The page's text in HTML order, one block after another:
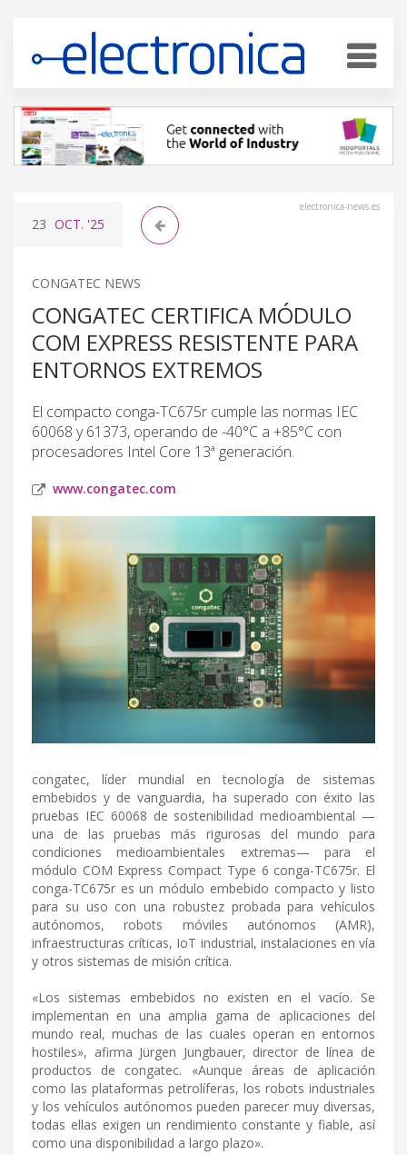
electronica-news.es
23 OCT. '25
CONGATEC NEWS
CONGATEC CERTIFICA MÓDULO
COM EXPRESS RESISTENTE PARA
ENTORNOS EXTREMOS
El compacto conga-TC675r cumple las normas IEC
60068 y 61373, operando de -40°C a +85°C con
procesadores Intel Core 13ª generación.
www.congatec.com
congatec, líder mundial en tecnología de sistemas
embebidos y de vanguardia, ha superado con éxito las
pruebas IEC 60068 de sostenibilidad medioambiental —
una de las pruebas más rigurosas del mundo para
condiciones medioambientales extremas— para el
módulo COM Express Compact Type 6 conga-TC675r. El
conga-TC675r es un módulo embebido compacto y listo
para su uso con una robustez probada para vehículos
autónomos, robots móviles autónomos (AMR),
infraestructuras críticas, IoT industrial, instalaciones en vía
y otros sistemas de misión crítica.
«Los sistemas embebidos no existen en el vacío. Se
implementan en una amplia gama de aplicaciones del
mundo real, muchas de las cuales operan en entornos
hostiles», afirma Jürgen Jungbauer, director de línea de
productos de congatec. «Aunque áreas de aplicación
como las plataformas petrolíferas, los robots industriales
y los vehículos autónomos pueden parecer muy diversas,
todas ellas exigen un rendimiento constante y fiable, así
como una disponibilidad a largo plazo».